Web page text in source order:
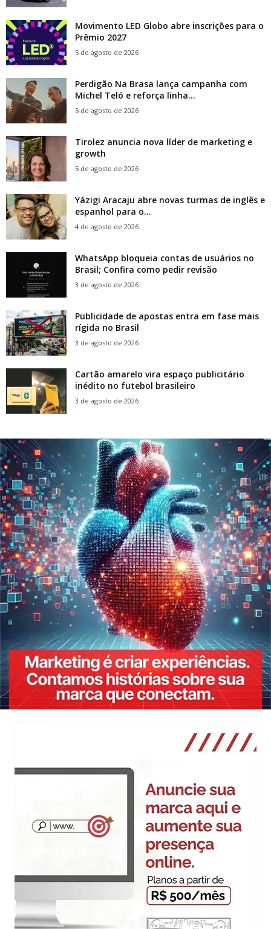
Movimento LED Globo abre inscrições para o
Prêmio 2027
5 de agosto de 2026
Perdigão Na Brasa lança campanha com
Michel Teló e reforça linha...
5 de agosto de 2026
Tirolez anuncia nova líder de marketing e
growth
5 de agosto de 2026
Yázigi Aracaju abre novas turmas de inglês e
espanhol para o...
4 de agosto de 2026
WhatsApp bloqueia contas de usuários no
Brasil; Confira como pedir revisão
3 de agosto de 2026
Publicidade de apostas entra em fase mais
rígida no Brasil
3 de agosto de 2026
Cartão amarelo vira espaço publicitário
inédito no futebol brasileiro
3 de agosto de 2026